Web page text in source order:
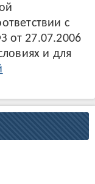
с
27.07.2006
и для